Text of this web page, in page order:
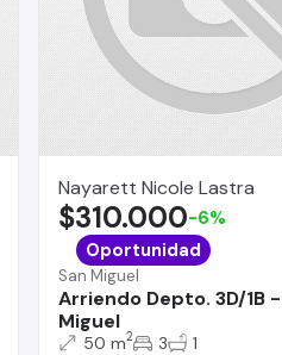
Nayarett Nicole Lastra
San Miguel
Arriendo Depto. 3D/1B -
Miguel
$310.000-6%
Oportunidad
50 m2 3 1